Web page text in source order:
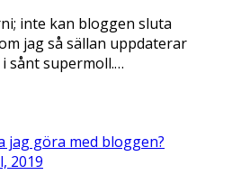
inte kan bloggen sluta
jag så sällan uppdaterar
sånt supermoll.…
jag göra med bloggen?
2019